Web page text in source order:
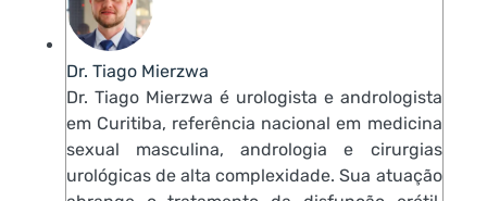
Dr. Tiago Mierzwa
Dr. Tiago Mierzwa é urologista e andrologista
em Curitiba, referência nacional em medicina
sexual masculina, andrologia e cirurgias
urológicas de alta complexidade. Sua atuação